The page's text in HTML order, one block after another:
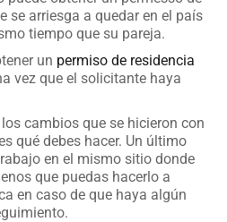
se arriesga a quedar en el país
tiempo que su pareja.
un permiso de residencia
vez que el solicitante haya
cambios que se hicieron con
qué debes hacer. Un último
en el mismo sitio donde
que puedas hacerlo a
en caso de que haya algún